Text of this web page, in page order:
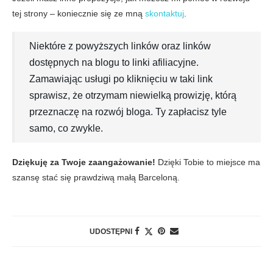
tej strony – koniecznie się ze mną skontaktuj
Niektóre z powyższych linków oraz linków
dostępnych na blogu to linki afiliacyjne.
Zamawiając usługi po kliknięciu w taki link
sprawisz, że otrzymam niewielką prowizję, którą
przeznaczę na rozwój bloga. Ty zapłacisz tyle
samo, co zwykle.
Dziękuję za Twoje zaangażowanie! Dzięki Tobie to miejsce ma
szansę stać się prawdziwą małą Barceloną.
UDOSTĘPNI